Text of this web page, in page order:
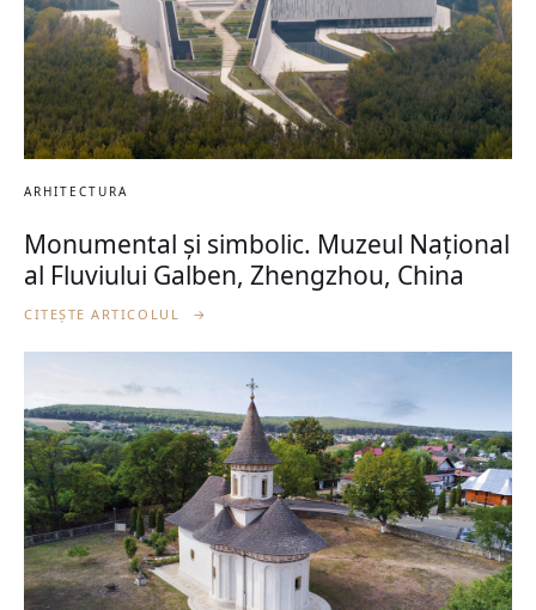
ARHITECTURA
Monumental și simbolic. Muzeul Național
al Fluviului Galben, Zhengzhou, China
CITEȘTE ARTICOLUL →